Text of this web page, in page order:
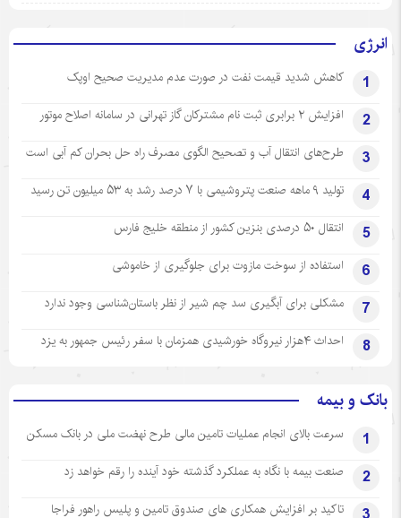
انرژی
1 کاهش شدید قیمت نفت در صورت عدم مدیریت صحیح اوپک
2 افزایش ۲ برابری ثبت نام مشترکان گاز تهرانی‌ در سامانه اصلاح موتور
3 طرح‌های انتقال آب و تصحیح الگوی مصرف راه حل بحران کم آبی است
4 تولید ۹ ماهه صنعت پتروشیمی با ۷ درصد رشد به ۵۳ میلیون تن رسید
5 انتقال ۵۰ درصدی بنزین کشور از منطقه خلیج فارس
6 استفاده از سوخت مازوت برای جلوگیری از خاموشی
7 مشکلی برای آبگیری سد چم شیر از نظر باستان‌شناسی وجود ندارد
8 احداث ۴هزار نیروگاه خورشیدی همزمان با سفر رئیس جمهور به یزد
بانک و بیمه
1 سرعت بالای انجام عملیات تامین مالی طرح نهضت ملی در بانک مسکن
2 صنعت بیمه با نگاه به عملکرد گذشته خود آینده را رقم خواهد زد
تاکید بر افزایش همکاری های صندوق تامین و پلیس راهور فراجا